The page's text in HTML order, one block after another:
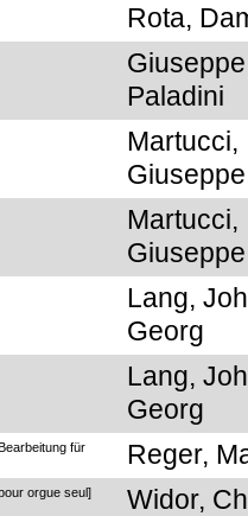
Rota,
Giuseppe
Paladini
Martucci,
Giuseppe
Martucci,
Giuseppe
Lang,
Georg
Lang,
Georg
für
Reger,
orgue seul]
Widor,